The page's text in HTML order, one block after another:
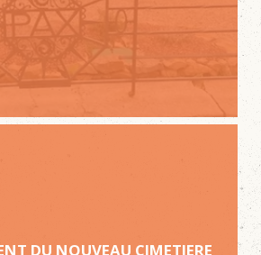
DU NOUVEAU CIMETIERE